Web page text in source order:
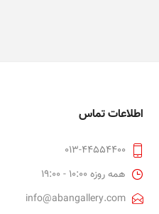
اطلاعات تماس
013-44554400
همه روزه 10:00 - 19:00
info@abangallery.com